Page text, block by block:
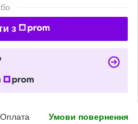
з
Оплата Умови повернення